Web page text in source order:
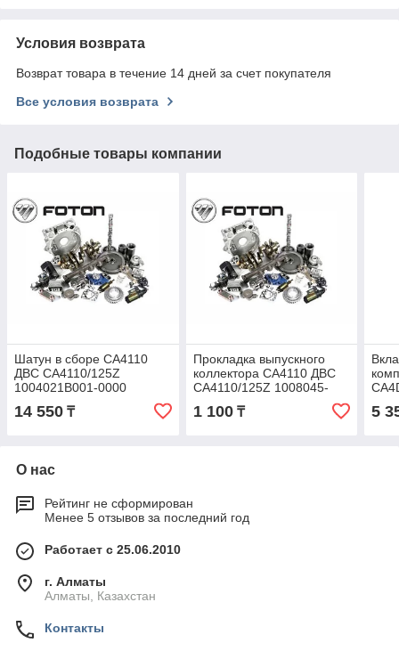
Условия возврата
Возврат товара в течение 14 дней за счет покупателя
Все условия возврата
Подобные товары компании
Шатун в сборе CA4110
ДВС CA4110/125Z
1004021B001-0000
14 550 ₸
Прокладка выпускного
коллектора CA4110 ДВС
CA4110/125Z 1008045-
101-0000
1 100₸ 5
О нас
Рейтинг не сформирован
Менее 5 отзывов за последний год
Работает с 25.06.2010
г. Алматы
Алматы, Казахстан
Контакты